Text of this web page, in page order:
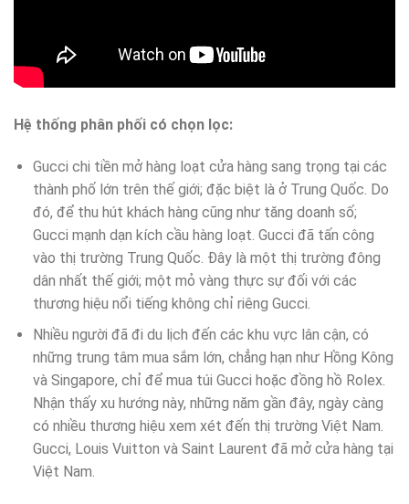
Hệ thống phân phối có chọn lọc:
Gucci chi tiền mở hàng loạt cửa hàng sang trọng tại các
thành phố lớn trên thế giới; đặc biệt là ở Trung Quốc. Do
đó, để thu hút khách hàng cũng như tăng doanh số;
Gucci mạnh dạn kích cầu hàng loạt. Gucci đã tấn công
vào thị trường Trung Quốc. Đây là một thị trường đông
dân nhất thế giới; một mỏ vàng thực sự đối với các
thương hiệu nổi tiếng không chỉ riêng Gucci.
Nhiều người đã đi du lịch đến các khu vực lân cận, có
những trung tâm mua sắm lớn, chẳng hạn như Hồng Kông
và Singapore, chỉ để mua túi Gucci hoặc đồng hồ Rolex.
Nhận thấy xu hướng này, những năm gần đây, ngày càng
có nhiều thương hiệu xem xét đến thị trường Việt Nam.
Gucci, Louis Vuitton và Saint Laurent đã mở cửa hàng tại
Việt Nam.